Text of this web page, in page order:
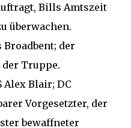
Bills Amtszeit
überwachen.
der
der Truppe.
Alex Blair; DC
Vorgesetzter, der
bewaffneter